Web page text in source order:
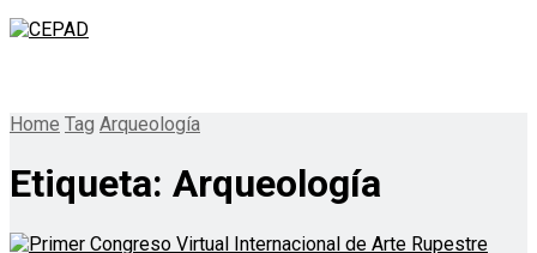
Home Tag Arqueología
Etiqueta: Arqueología